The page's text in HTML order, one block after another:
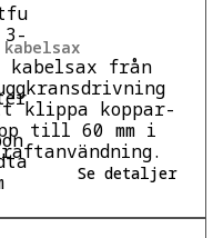
kabelsax från
klippa koppar-
till 60 mm i
Se detaljer